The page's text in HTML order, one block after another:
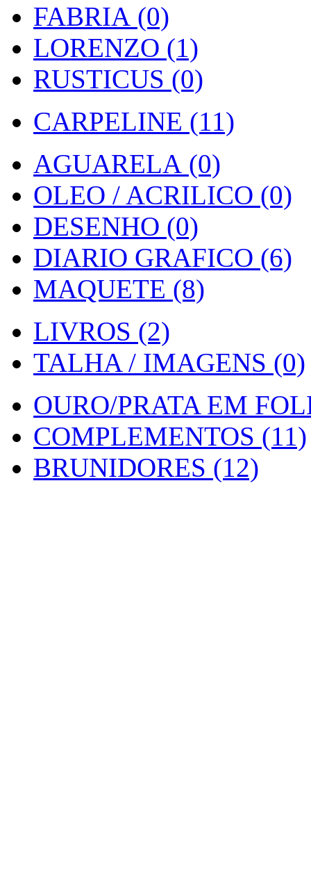
FABRIA (0)
LORENZO (1)
RUSTICUS (0)
CARPELINE (11)
AGUARELA (0)
OLEO / ACRILICO (0)
DESENHO (0)
DIARIO GRAFICO (6)
MAQUETE (8)
LIVROS (2)
TALHA / IMAGENS (0)
OURO/PRATA EM
COMPLEMENTOS (11)
BRUNIDORES (12)